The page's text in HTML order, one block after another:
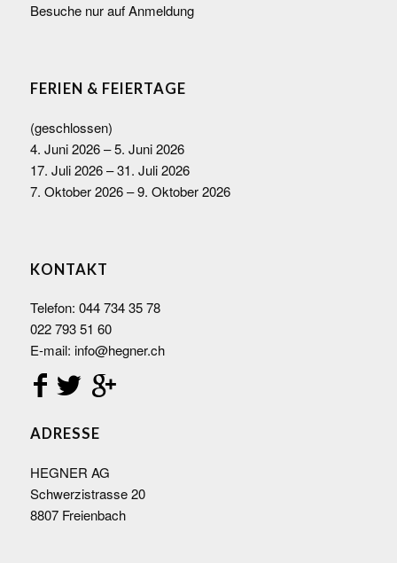
Besuche nur auf Anmeldung
FERIEN & FEIERTAGE
(geschlossen)
4. Juni 2026 – 5. Juni 2026
17. Juli 2026 – 31. Juli 2026
7. Oktober 2026 – 9. Oktober 2026
KONTAKT
Telefon: 044 734 35 78
022 793 51 60
E-mail: info@hegner.ch
ADRESSE
HEGNER AG
Schwerzistrasse 20
8807 Freienbach